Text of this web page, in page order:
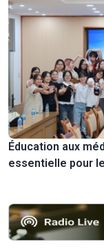
Éducation aux
essentielle pour